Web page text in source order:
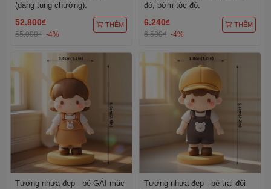
(dáng tung chưởng).
52.800₫
55.000₫ -4%
THÊM
đỏ, bờm tóc đỏ.
6.240₫
6.500₫ -4%
THÊM
Tượng nhựa đẹp - bé GÁI mặc
Tượng nhựa đẹp - bé trai đội